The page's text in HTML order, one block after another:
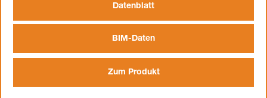
Datenblatt
BIM-Daten
Zum Produkt